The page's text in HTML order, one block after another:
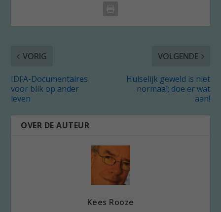
VORIG
IDFA-Documentaires
voor blik op ander
leven
VOLGENDE
Huiselijk geweld is niet
normaal; doe er wat
aan!
OVER DE AUTEUR
Kees Rooze